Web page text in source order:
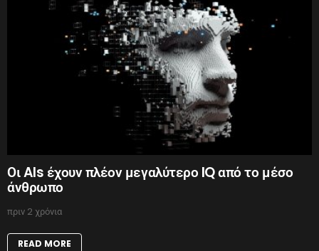
Οι AIs έχουν πλέον μεγαλύτερο IQ από το μέσο
άνθρωπο
πριν 2 χρόνια
READ MORE